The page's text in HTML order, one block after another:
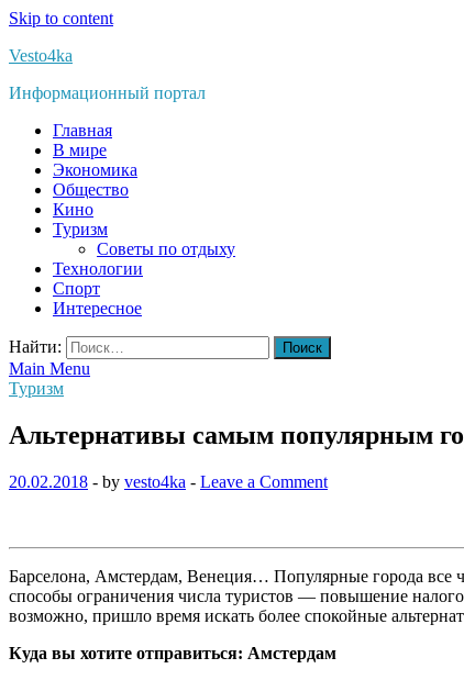
Skip to content
Vesto4ka
Информационный портал
Главная
В мире
Экономика
Общество
Кино
Туризм
Советы по отдыху
Технологии
Спорт
Интересное
Найти:
Main Menu
Туризм
Альтернативы самым популярным
20.02.2018 - by vesto4ka - Leave a Comment
Барселона, Амстердам, Венеция… Популярные города все
способы ограничения числа туристов — повышение
возможно, пришло время искать более спокойные
Куда вы хотите отправиться: Амстердам